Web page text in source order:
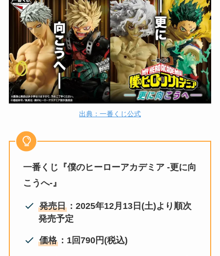
出典：一番くじ公式
一番くじ『僕のヒーローアカデミア -更に向
こうへ-』
発売日 ：2025年12月13日(土)より順次
発売予定
価格 ：1回790円(税込)